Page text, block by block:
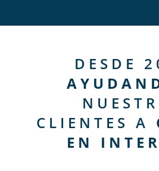
DESDE
CLIENTES A
EN